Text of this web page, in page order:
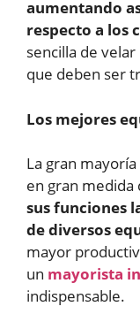
aumentando
respecto a los
sencilla de
que deben ser
Los mejores
La gran
en gran medida
sus funciones
de diversos
mayor
un mayorista
indispensable.